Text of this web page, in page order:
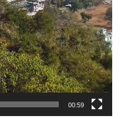
00:59